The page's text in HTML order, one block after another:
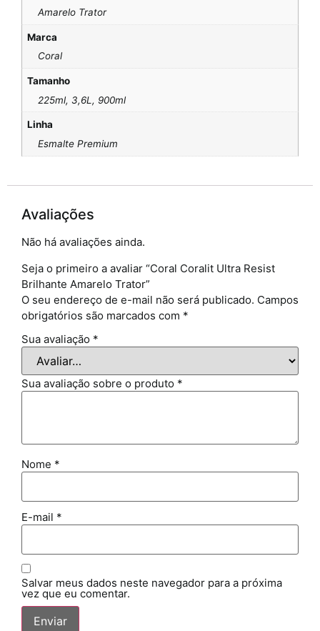
Amarelo Trator
Marca
Coral
Tamanho
225ml, 3,6L, 900ml
Linha
Esmalte Premium
Avaliações
Não há avaliações ainda.
Seja o primeiro a avaliar “Coral Coralit Ultra Resist
Brilhante Amarelo Trator”
O seu endereço de e-mail não será publicado. Campos
obrigatórios são marcados com *
Sua avaliação *
Sua avaliação sobre o produto *
Nome *
E-mail *
Salvar meus dados neste navegador para a próxima
vez que eu comentar.